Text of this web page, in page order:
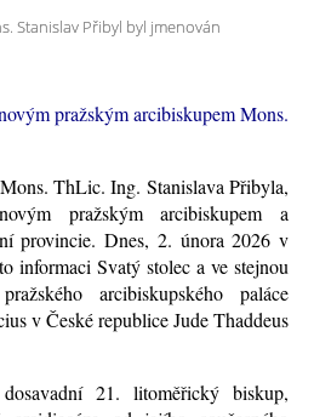
Stanislav Přibyl byl jmenován
pražským arcibiskupem Mons.
ThLic. Ing. Stanislava Přibyla,
pražským arcibiskupem a
provincie. Dnes, 2. února 2026 v
informaci Svatý stolec a ve stejnou
arcibiskupského paláce
v České republice Jude Thaddeus
21. litoměřický biskup,